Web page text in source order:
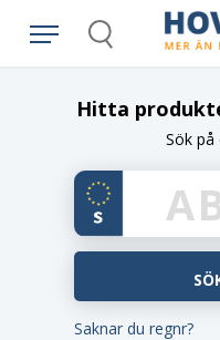
Search
Hitta
Sök
Saknar du regnr?